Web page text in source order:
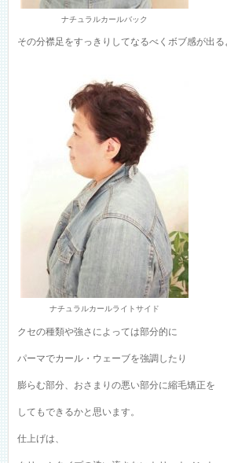
ナチュラルカールバック
その分襟足をすっきりしてなるべくボブ感が出る
ナチュラルカールライトサイド
クセの種類や強さによっては部分的に
パーマでカール・ウェーブを強調したり
膨らむ部分、おさまりの悪い部分に縮毛矯正を
してもできるかと思います。
仕上げは、